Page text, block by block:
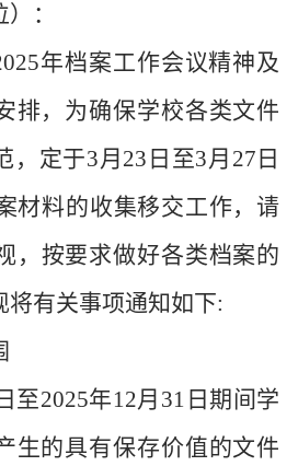
：
25年档案工作会议精神及
排，为确保学校各类文件
，定于3月 23 日至3月 27 日
材料的收集移交工作，请
，按要求做好各类档案的
将有关事项通知如下:
日至2025年12月 31 日期间学
生的具有保存价值的文件